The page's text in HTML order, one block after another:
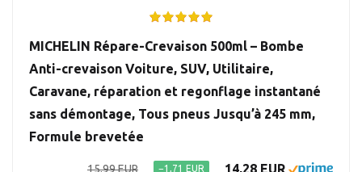
MICHELIN Répare-Crevaison 500ml – Bombe
Anti-crevaison Voiture, SUV, Utilitaire,
Caravane, réparation et regonflage instantané
sans démontage, Tous pneus Jusqu’à 245 mm,
Formule brevetée
15,99 EUR −1,71 EUR 14,28 EUR